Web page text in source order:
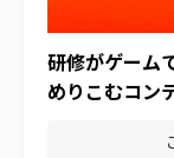
研修がゲーム
めりこむコン